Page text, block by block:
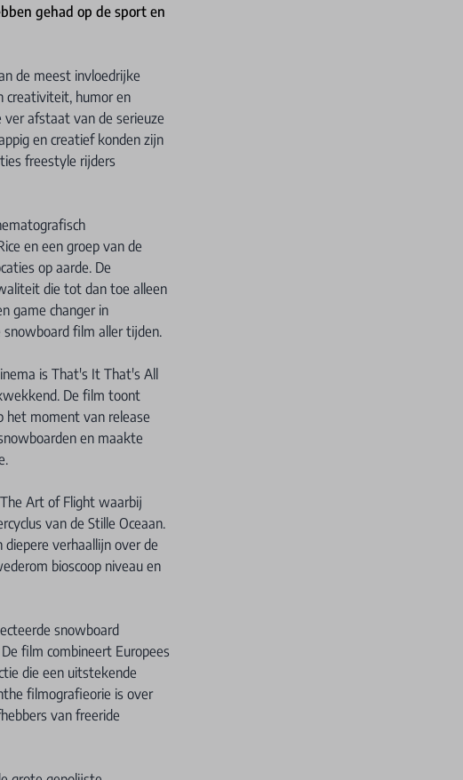
gehad op de sport en
de meest invloedrijke
creativiteit, humor en
afstaat van de serieuze
en creatief konden zijn
freestyle rijders
en een groep van de
op aarde. De
die tot dan toe alleen
game changer in
film aller tijden.
is That's It That's All
De film toont
het moment van release
en maakte
Art of Flight waarbij
van de Stille Oceaan.
verhaallijn over de
bioscoop niveau en
snowboard
film combineert Europees
die een uitstekende
filmografieorie is over
van freeride